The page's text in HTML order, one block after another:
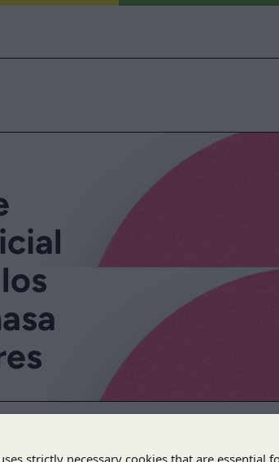
despacho ha representado a